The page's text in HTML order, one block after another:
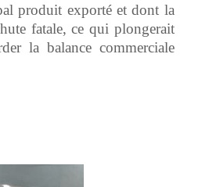
produit exporté et dont la
fatale, ce qui plongerait
la balance commerciale